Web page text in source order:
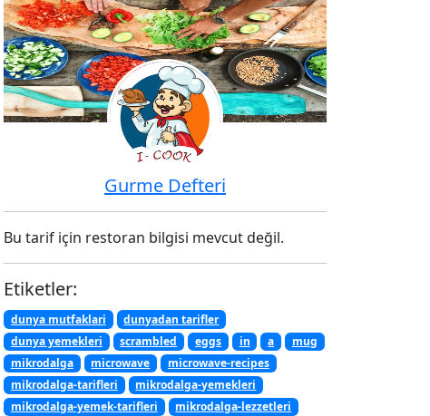
Gurme Defteri
Bu tarif için restoran bilgisi mevcut değil.
Etiketler:
dunya mutfaklari
dunyadan tarifler
dunya yemekleri
scrambled eggs in a
mug
mikrodalga
microwave
microwave-recipes
mikrodalga-tarifleri
mikrodalga-yemekleri
mikrodalga-yemek-tarifleri
mikrodalga-lezzetleri